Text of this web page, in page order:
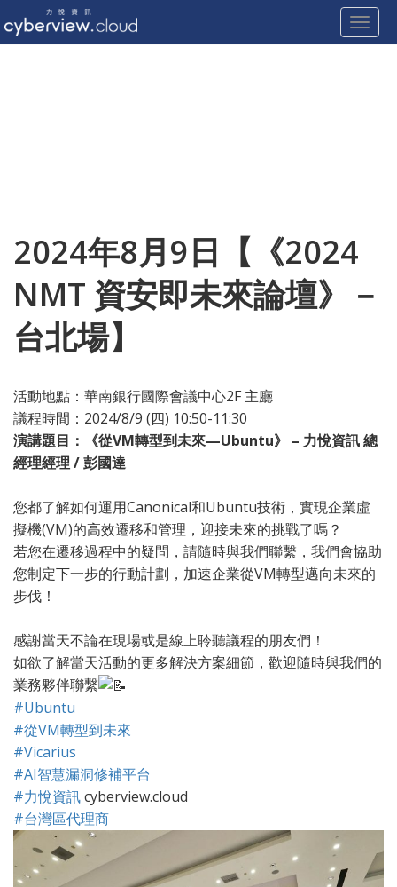
2024年8月9日【《2024
NMT 資安即未來論壇》－
台北場】
活動地點： 華南銀行國際會議中心2F 主廳
議程時間：2024/8/9 (四) 10:50-11:30
演講題目：《從VM轉型到未來—Ubuntu》 – 力悅資訊 總
經理經理 / 彭國達
您都了解如何運用Canonical和Ubuntu技術，實現企業虛
擬機(VM)的高效遷移和管理，迎接未來的挑戰了嗎？
若您在遷移過程中的疑問，請隨時與我們聯繫，我們會協助
您制定下一步的行動計劃，加速企業從VM轉型邁向未來的
步伐！
感謝當天不論在現場或是線上聆聽議程的朋友們！
如欲了解當天活動的更多解決方案細節，歡迎隨時與我們的
業務夥伴聯繫
#Ubuntu
#從VM轉型到未來
#Vicarius
#AI智慧漏洞修補平台
#力悅資訊cyberview.cloud
#台灣區代理商